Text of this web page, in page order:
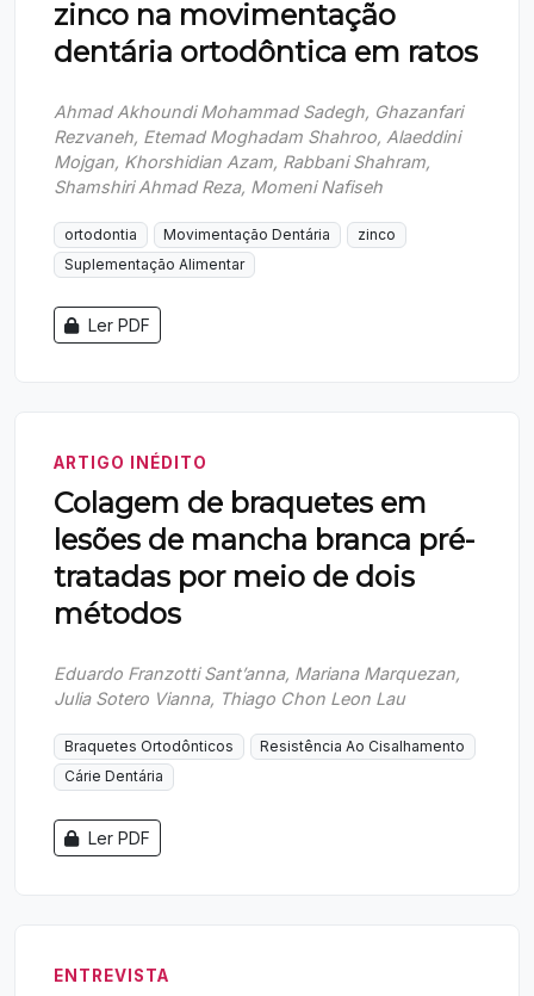
zinco na movimentação
dentária ortodôntica em ratos
Ahmad Akhoundi Mohammad Sadegh, Ghazanfari
Rezvaneh, Etemad Moghadam Shahroo, Alaeddini
Mojgan, Khorshidian Azam, Rabbani Shahram,
Shamshiri Ahmad Reza, Momeni Nafiseh
ortodontia Movimentação Dentária
zinco
Suplementação Alimentar
Ler PDF
ARTIGO INÉDITO
Colagem de braquetes em
lesões de mancha branca pré-
tratadas por meio de dois
métodos
Eduardo Franzotti Sant’anna, Mariana Marquezan,
Julia Sotero Vianna, Thiago Chon Leon Lau
Braquetes Ortodônticos
Resistência Ao Cisalhamento
Cárie Dentária
Ler PDF
ENTREVISTA